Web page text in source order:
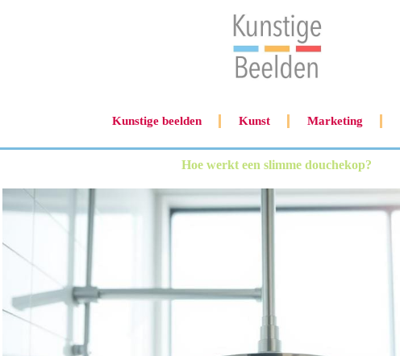
Kunstige beelden Kunst Marketing
Hoe werkt een slimme douchekop?